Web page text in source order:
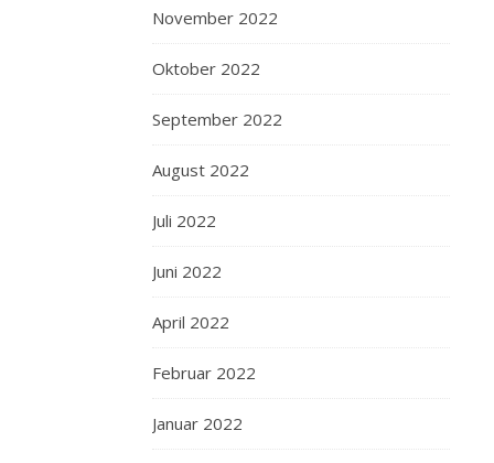
November 2022
Oktober 2022
September 2022
August 2022
Juli 2022
Juni 2022
April 2022
Februar 2022
Januar 2022